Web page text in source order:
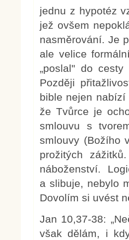
jednu z hypotéz
jež ovšem
nasměrování. Je
ale velice
„poslal" do
Později
bible nejen
že Tvůrce je
smlouvu s
smlouvy (Božího
prožitých
náboženství.
a slibuje, nebylo
Dovolím si uvést
Jan 10,37-38:
však dělám, i